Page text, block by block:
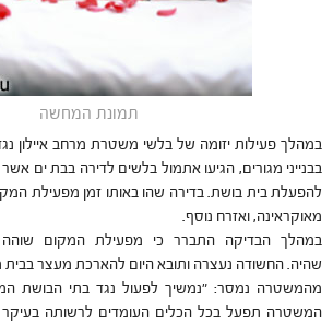
תמונת המחשה
במהלך פעילות יזומה של בלשי משטרת מרחב איילון
בבנייני מגורים, הגיעו אתמול בלשים לדירה בבת ים
מאוקראינה, ואזרח נוסף.
במהלך הבדיקה התברר כי מפעילת המקום שוהה
שהיה. החשודה נעצרה ותובא היום להארכת מעצר
מהמשטרה נמסר: "נמשיך לפעול נגד בתי הבושת
המשטרה תפעל בכל הכלים העומדים לרשותה